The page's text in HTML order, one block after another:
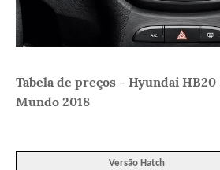
Tabela de preços - Hyundai HB20
Mundo 2018
Versão Hatch